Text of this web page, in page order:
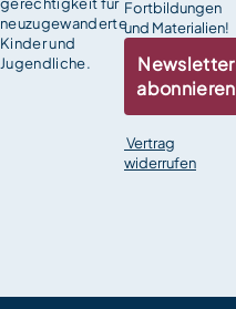
neuzugewanderte
Kinder und
Jugendliche.
Fortbildungen
und Materialien!
Newsletter
abonnieren
Vertrag
widerrufen